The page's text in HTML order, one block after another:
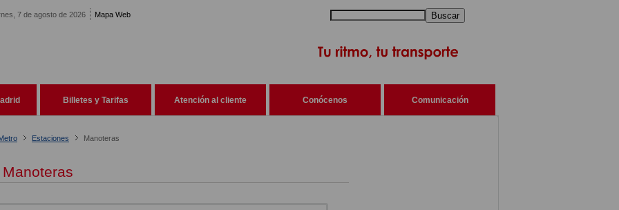
7 de agosto de 2026 Mapa Web Buscar
Billetes y Tarifas Atención al cliente Conócenos Comunicación
Estaciones Manoteras